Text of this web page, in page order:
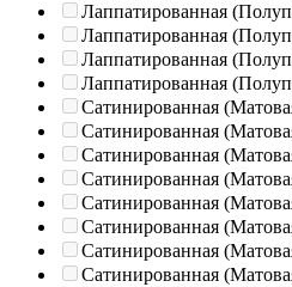
Лаппатированная
Лаппатированная
Лаппатированная
Лаппатированная
Сатинированная
Сатинированная
Сатинированная
Сатинированная
Сатинированная
Сатинированная
Сатинированная
Сатинированная